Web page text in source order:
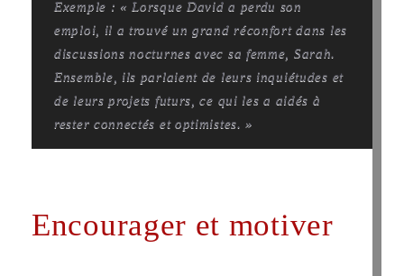
Exemple : « Lorsque David a perdu son
emploi, il a trouvé un grand réconfort dans les
discussions nocturnes avec sa femme, Sarah.
Ensemble, ils parlaient de leurs inquiétudes et
de leurs projets futurs, ce qui les a aidés à
rester connectés et optimistes. »
Encourager et motiver